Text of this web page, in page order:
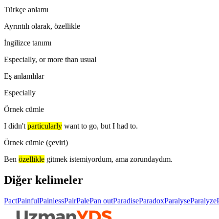
Türkçe anlamı
Ayrıntılı olarak, özellikle
İngilizce tanımı
Especially, or more than usual
Eş anlamlılar
Especially
Örnek cümle
I didn't particularly want to go, but I had to.
Örnek cümle (çeviri)
Ben özellikle gitmek istemiyordum, ama zorundaydım.
Diğer kelimeler
PactPainfulPainlessPairPalePan outParadiseParadoxParalyseParalyze